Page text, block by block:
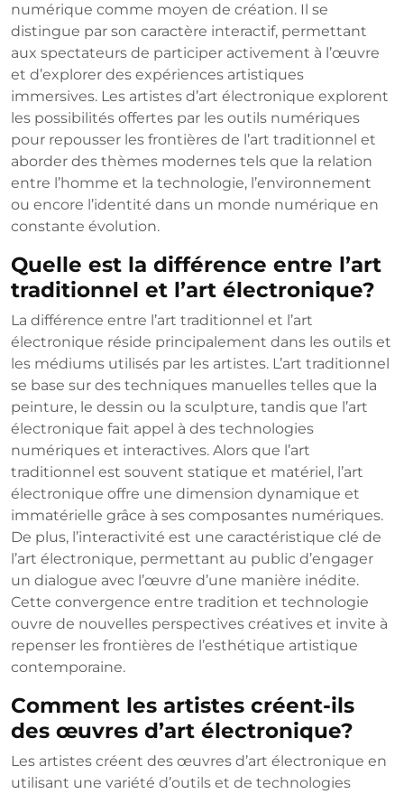
numérique comme moyen de création. Il se
distingue par son caractère interactif, permettant
aux spectateurs de participer activement à l’œuvre
et d’explorer des expériences artistiques
immersives. Les artistes d’art électronique explorent
les possibilités offertes par les outils numériques
pour repousser les frontières de l’art traditionnel et
aborder des thèmes modernes tels que la relation
entre l’homme et la technologie, l’environnement
ou encore l’identité dans un monde numérique en
constante évolution.
Quelle est la différence entre l’art
traditionnel et l’art électronique?
La différence entre l’art traditionnel et l’art
électronique réside principalement dans les outils et
les médiums utilisés par les artistes. L’art traditionnel
se base sur des techniques manuelles telles que la
peinture, le dessin ou la sculpture, tandis que l’art
électronique fait appel à des technologies
numériques et interactives. Alors que l’art
traditionnel est souvent statique et matériel, l’art
électronique offre une dimension dynamique et
immatérielle grâce à ses composantes numériques.
De plus, l’interactivité est une caractéristique clé de
l’art électronique, permettant au public d’engager
un dialogue avec l’œuvre d’une manière inédite.
Cette convergence entre tradition et technologie
ouvre de nouvelles perspectives créatives et invite à
repenser les frontières de l’esthétique artistique
contemporaine.
Comment les artistes créent-ils
des œuvres d’art électronique?
Les artistes créent des œuvres d’art électronique en
utilisant une variété d’outils et de technologies